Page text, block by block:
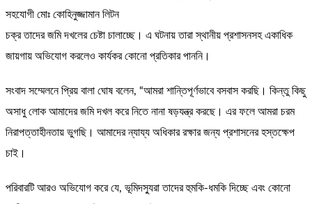
সহযোগী মোঃ কোহিনুজ্জামান লিটন
চক্র তাদের জমি দখলের চেষ্টা চালাচ্ছে। এ ঘটনায় তারা স্থানীয় প্রশাসনসহ একাধিক
জায়গায় অভিযোগ করলেও কার্যকর কোনো প্রতিকার পাননি।
সংবাদ সম্মেলনে প্রিয় বালা ঘোষ বলেন, “আমরা শান্তিপূর্ণভাবে বসবাস করছি। কিন্তু কিছু
অসাধু লোক আমাদের জমি দখল করে নিতে নানা ষড়যন্ত্র করছে। এর ফলে আমরা চরম
নিরাপত্তাহীনতায় ভুগছি। আমাদের ন্যায্য অধিকার রক্ষার জন্য প্রশাসনের হস্তক্ষেপ
চাই।
পরিবারটি আরও অভিযোগ করে যে, ভূমিদস্যুরা তাদের হুমকি-ধমকি দিচ্ছে এবং কোনো